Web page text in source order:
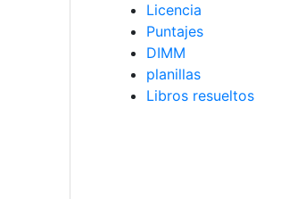
Licencia
Puntajes
DIMM
planillas
Libros resueltos